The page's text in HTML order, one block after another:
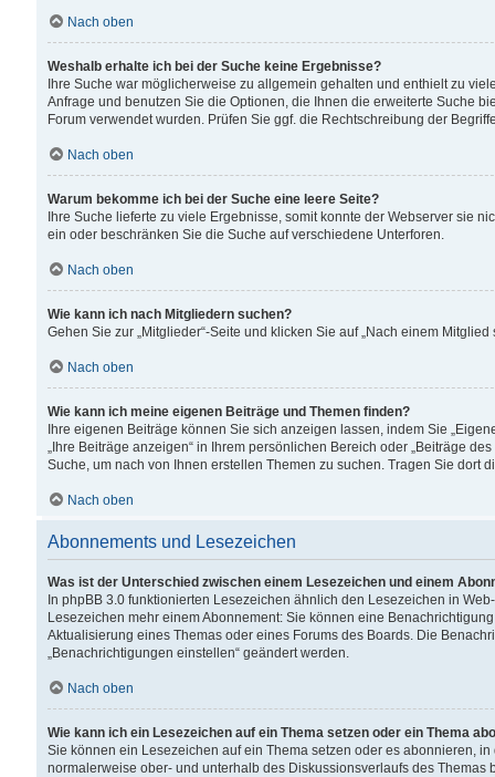
Nach oben
Weshalb erhalte ich bei der Suche keine Ergebnisse?
Ihre Suche war möglicherweise zu allgemein gehalten und enthielt zu
Anfrage und benutzen Sie die Optionen, die Ihnen die erweiterte Suche
Forum verwendet wurden. Prüfen Sie ggf. die Rechtschreibung der
Nach oben
Warum bekomme ich bei der Suche eine leere Seite?
Ihre Suche lieferte zu viele Ergebnisse, somit konnte der Webserver sie
ein oder beschränken Sie die Suche auf verschiedene Unterforen.
Nach oben
Wie kann ich nach Mitgliedern suchen?
Gehen Sie zur „Mitglieder“-Seite und klicken Sie auf „Nach einem Mitglied
Nach oben
Wie kann ich meine eigenen Beiträge und Themen finden?
Ihre eigenen Beiträge können Sie sich anzeigen lassen, indem Sie
„Ihre Beiträge anzeigen“ in Ihrem persönlichen Bereich oder „Beiträge
Suche, um nach von Ihnen erstellen Themen zu suchen. Tragen Sie dort
Nach oben
Abonnements und Lesezeichen
Was ist der Unterschied zwischen einem Lesezeichen und einem
In phpBB 3.0 funktionierten Lesezeichen ähnlich den Lesezeichen in
Lesezeichen mehr einem Abonnement: Sie können eine
Aktualisierung eines Themas oder eines Forums des Boards. Die
„Benachrichtigungen einstellen“ geändert werden.
Nach oben
Wie kann ich ein Lesezeichen auf ein Thema setzen oder ein Thema
Sie können ein Lesezeichen auf ein Thema setzen oder es abonnieren,
normalerweise ober- und unterhalb des Diskussionsverlaufs des Themas